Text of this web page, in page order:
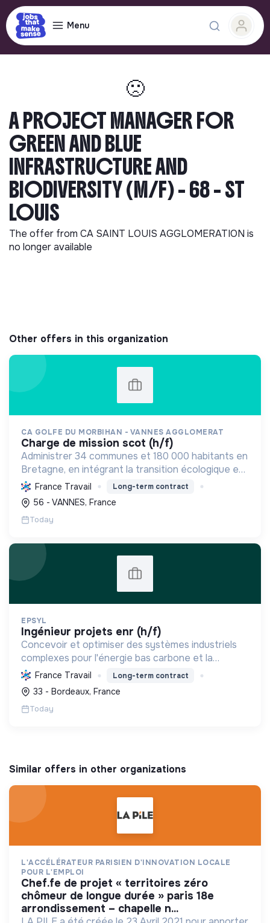
Menu
🙁
A PROJECT MANAGER FOR
GREEN AND BLUE
INFRASTRUCTURE AND
BIODIVERSITY (M/F) - 68 - ST
LOUIS
The offer from CA SAINT LOUIS AGGLOMERATION is
no longer available
Other offers in this organization
CA GOLFE DU MORBIHAN - VANNES AGGLOMERAT
charge de mission scot (h/f)
Administrer 34 communes et 180 000 habitants en
Bretagne, en intégrant la transition écologique et
sociale par une planification résiliente, des achats
durables et le soutien à l'économie verte.
France Travail Long-term contract
56 - VANNES, France
Today
EPSYL
ingénieur projets enr (h/f)
Concevoir et optimiser des systèmes industriels
complexes pour l'énergie bas carbone et la
mobilité durable, en s'appuyant sur l'innovation et
une démarche RSE.
France Travail Long-term contract
33 - Bordeaux, France
Today
Similar offers in other organizations
L'ACCÉLÉRATEUR PARISIEN D'INNOVATION LOCALE
POUR L'EMPLOI
chef.fe de projet « territoires zéro
chômeur de longue durée » paris 18e
arrondissement – chapelle n...